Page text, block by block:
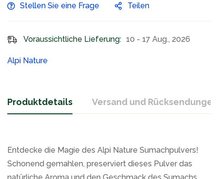
Stellen Sie eine Frage Teilen
Voraussichtliche Lieferung: 10 - 17 Aug., 2026
Alpi Nature
Produktdetails Versand und Rücksendungen
Entdecke die Magie des Alpi Nature Sumachpulvers!
Schonend gemahlen, preserviert dieses Pulver das
natürliche Aroma und den Geschmack des Sumachs,